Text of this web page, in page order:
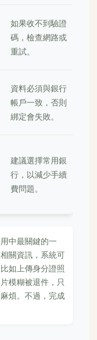
如果收不到驗證
碼，檢查網路或
重試。
資料必須與銀行
帳戶一致，否則
綁定會失敗。
建議選擇常用銀
行，以減少手續
費問題。
中最關鍵的一
關資訊，系統可
如上傳身分證照
模糊被退件，只
煩。不過，完成